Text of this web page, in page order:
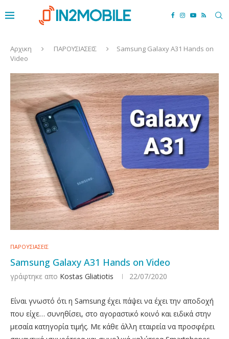
Αρχικη ΠΑΡΟΥΣΙΑΣΕΙΣ
Samsung Galaxy A31 Hands on
Video
ΠΑΡΟΥΣΙΑΣΕΙΣ
Samsung Galaxy A31 Hands on Video
γράφτηκε απο Kostas Gliatiotis 22/07/2020
Είναι γνωστό ότι η Samsung έχει πάψει να έχει την αποδοχή
που είχε… συνηθίσει, στο αγοραστικό κοινό και ειδικά στην
μεσαία κατηγορία τιμής. Με κάθε άλλη εταιρεία να προσφέρει